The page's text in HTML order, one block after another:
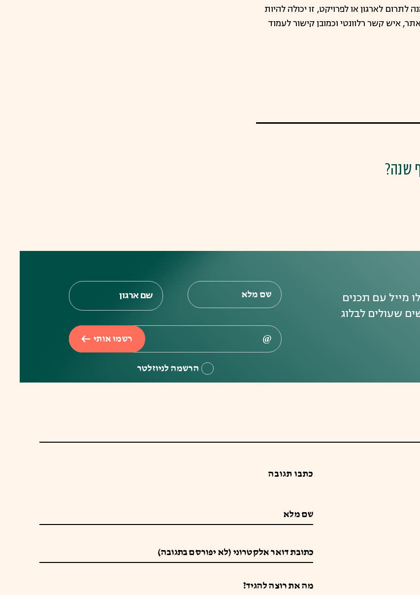
לתרום לארגון או לפרויקט, זו יכולה להיות
איש קשר רלוונטי וכמובן קישור לעמוד
שנה?
מייל עם תכנים
שעולים לבלוג
הרשמה לניוזלטר
רשמו אותי
כתבו תגובה